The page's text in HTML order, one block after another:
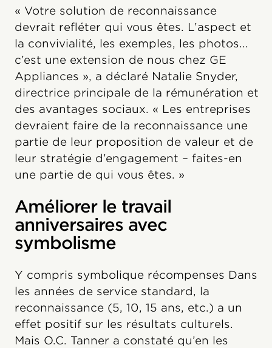
« Votre solution de reconnaissance
devrait refléter qui vous êtes. L’aspect et
la convivialité, les exemples, les photos...
c’est une extension de nous chez GE
Appliances », a déclaré Natalie Snyder,
directrice principale de la rémunération et
des avantages sociaux. « Les entreprises
devraient faire de la reconnaissance une
partie de leur proposition de valeur et de
leur stratégie d’engagement – faites-en
une partie de qui vous êtes. »
Améliorer le travail
anniversaires avec
symbolisme
Y compris symbolique récompenses Dans
les années de service standard, la
reconnaissance (5, 10, 15 ans, etc.) a un
effet positif sur les résultats culturels.
Mais O.C. Tanner a constaté qu’en les